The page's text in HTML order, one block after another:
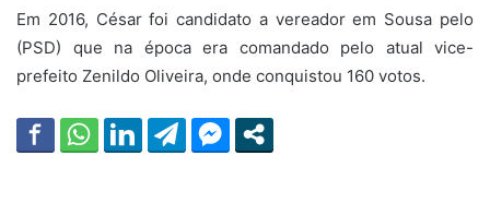
Em 2016, César foi candidato a vereador em Sousa pelo
(PSD) que na época era comandado pelo atual vice-
prefeito Zenildo Oliveira, onde conquistou 160 votos.